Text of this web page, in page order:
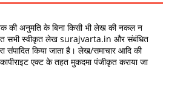
की अनुमति के बिना किसी भी लेख की नकल न
सभी स्वीकृत लेख surajvarta.in और संबंधित
संपादित किया जाता है। लेख/समाचार आदि की
एक्ट के तहत मुकदमा पंजीकृत कराया जा